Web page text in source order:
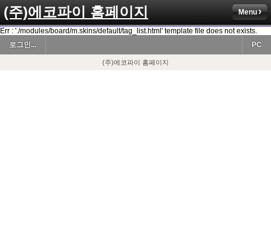
(주)에코파이 홈페이지 Menu
Err : './modules/board/m.skins/default/tag_list.html' template file does not exists.
로그인...
PC
(주)에코파이 홈페이지